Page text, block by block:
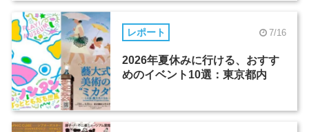
レポート 7/16
2026年夏休みに行ける、おすす
めのイベント10選：東京都内